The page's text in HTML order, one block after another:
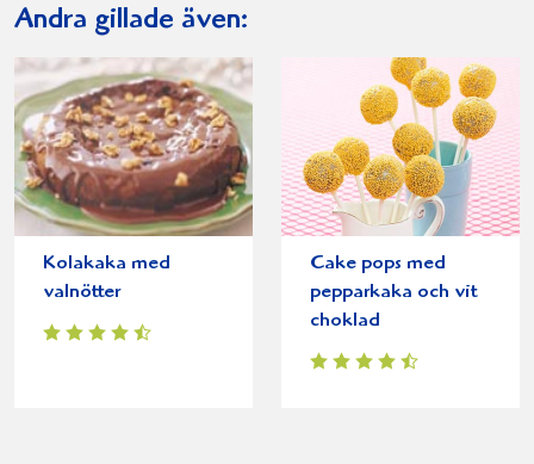
Andra gillade även:
Kolakaka med
valnötter
Cake pops med
pepparkaka och vit
choklad